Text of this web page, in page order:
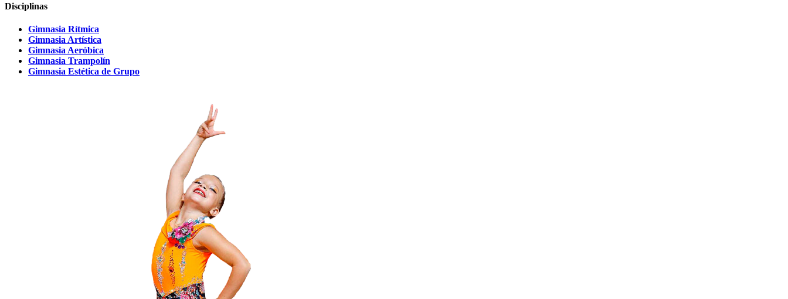
Disciplinas
Gimnasia Rítmica
Gimnasia Artística
Gimnasia Aeróbica
Gimnasia Trampolín
Gimnasia Estética de Grupo